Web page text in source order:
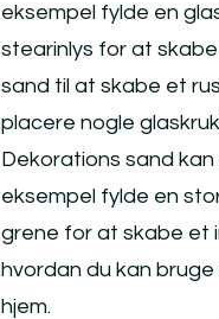
eksempel fylde en
stearinlys for at
sand til at skabe et
placere nogle
Dekorations sand
eksempel fylde en
grene for at skabe et
hvordan du kan
hjem.